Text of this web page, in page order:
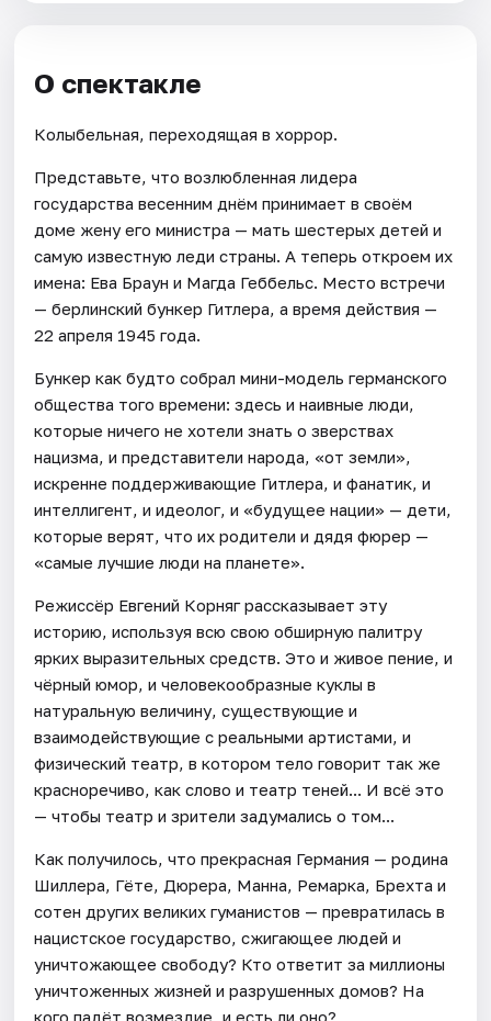
О спектакле
Колыбельная, переходящая в хоррор.
Представьте, что возлюбленная лидера
государства весенним днём принимает в своём
доме жену его министра — мать шестерых детей и
самую известную леди страны. А теперь откроем их
имена: Ева Браун и Магда Геббельс. Место встречи
— берлинский бункер Гитлера, а время действия —
22 апреля 1945 года.
Бункер как будто собрал мини-модель германского
общества того времени: здесь и наивные люди,
которые ничего не хотели знать о зверствах
нацизма, и представители народа, «от земли»,
искренне поддерживающие Гитлера, и фанатик, и
интеллигент, и идеолог, и «будущее нации» — дети,
которые верят, что их родители и дядя фюрер —
«самые лучшие люди на планете».
Режиссёр Евгений Корняг рассказывает эту
историю, используя всю свою обширную палитру
ярких выразительных средств. Это и живое пение, и
чёрный юмор, и человекообразные куклы в
натуральную величину, существующие и
взаимодействующие с реальными артистами, и
физический театр, в котором тело говорит так же
красноречиво, как слово и театр теней... И всё это
— чтобы театр и зрители задумались о том...
Как получилось, что прекрасная Германия — родина
Шиллера, Гёте, Дюрера, Манна, Ремарка, Брехта и
сотен других великих гуманистов — превратилась в
нацистское государство, сжигающее людей и
уничтожающее свободу? Кто ответит за миллионы
уничтоженных жизней и разрушенных домов? На
кого падёт возмездие, и есть ли оно?